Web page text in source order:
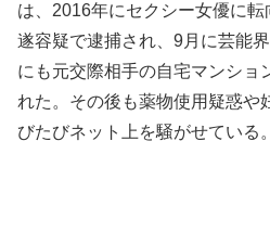
は、2016年にセクシー女優に
遂容疑で逮捕され、9月に芸能
にも元交際相手の自宅マンショ
れた。その後も薬物使用疑惑や
びたびネット上を騒がせている。